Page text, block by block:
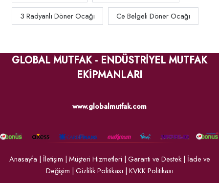
3 Radyanlı Döner Ocağı Ce Belgeli Döner Ocağı
GLOBAL MUTFAK - ENDÜSTRİYEL MUTFAK
EKİPMANLARI
www.globalmutfak.com
Anasayfa | İletişim | Müşteri Hizmetleri | Garanti ve Destek| İade ve
Değişim | Gizlilik Politikası | KVKK Politikası